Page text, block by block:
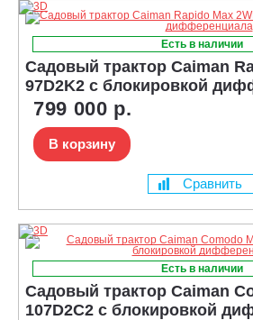
Есть в наличии
Садовый трактор Caiman
97D2K2 с блокировкой
799 000 р.
В корзину
Сравнить
Есть в наличии
Садовый трактор Caiman
107D2C2 с блокировкой